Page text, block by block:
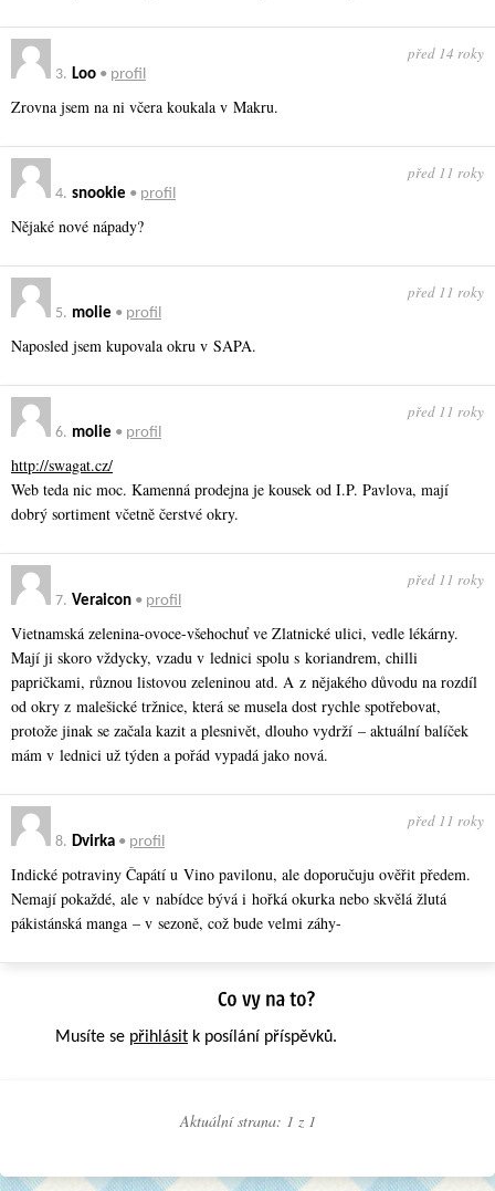
3. Loo • profil
před 14 roky
Zrovna jsem na ni včera koukala v Makru.
4. snookie • profil
před 11 roky
Nějaké nové nápady?
5. molie • profil
před 11 roky
Naposled jsem kupovala okru v SAPA.
6. molie • profil
před 11 roky
http://swagat.cz/
Web teda nic moc. Kamenná prodejna je kousek od I.P. Pavlova, mají
dobrý sortiment včetně čerstvé okry.
7. Veraicon • profil
před 11 roky
Vietnamská zelenina-ovoce-všehochuť ve Zlatnické ulici, vedle lékárny.
Mají ji skoro vždycky, vzadu v lednici spolu s koriandrem, chilli
papričkami, různou listovou zeleninou atd. A z nějakého důvodu na rozdíl
od okry z malešické tržnice, která se musela dost rychle spotřebovat,
protože jinak se začala kazit a plesnivět, dlouho vydrží – aktuální balíček
mám v lednici už týden a pořád vypadá jako nová.
8. Dvirka • profil
před 11 roky
Indické potraviny Čapátí u Vino pavilonu, ale doporučuju ověřit předem.
Nemají pokaždé, ale v nabídce bývá i hořká okurka nebo skvělá žlutá
pákistánská manga – v sezoně, což bude velmi záhy-
Musíte se přihlásit k posílání příspěvků.
Aktuální strana: 1 z 1